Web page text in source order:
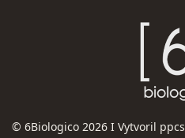
© 6Biologico 2026 I Vytvoril